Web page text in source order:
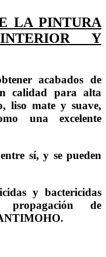
LA PINTURA
Y
acabados de
calidad para alta
liso mate y suave,
una excelente
sí, y se pueden
y bactericidas
de